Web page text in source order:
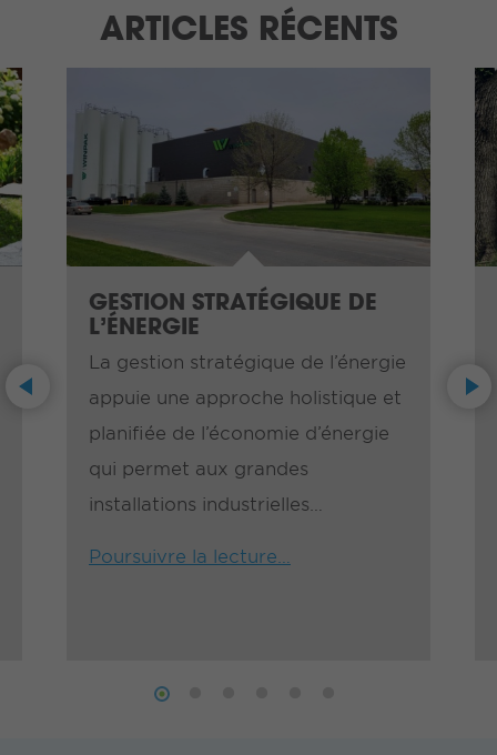
ARTICLES RÉCENTS
Previous
GESTION STRATÉGIQUE DE
L’ÉNERGIE
La gestion stratégique de l’énergie
appuie une approche holistique et
planifiée de l’économie d’énergie
qui permet aux grandes
installations industrielles
Poursuivre la lecture…
Next